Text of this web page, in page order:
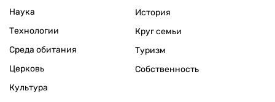
Наука
Технологии
Среда обитания
Церковь
Культура
История
Круг семьи
Туризм
Собственность